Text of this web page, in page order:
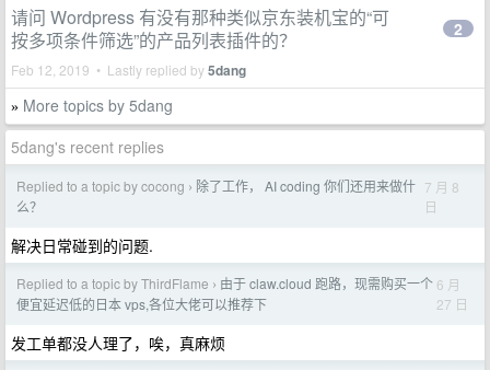
请问 Wordpress 有没有那种类似京东装机宝的“可
按多项条件筛选”的产品列表插件的？
Feb 12, 2019 • Lastly replied by5dang
2
» More topics by 5dang
5dang's recent replies
Replied to a topic by cocong › 除了工作， AI coding 你们还用来做什
么？
7 月 8
日
解决日常碰到的问题.
Replied to a topic by ThirdFlame › 由于 claw.cloud 跑路，现需购买一个
便宜延迟低的日本 vps,各位大佬可以推荐下
6 月
27 日
发工单都没人理了，唉，真麻烦